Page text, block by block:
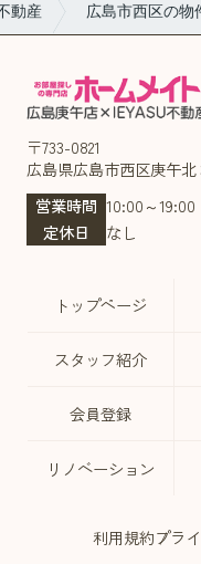
動産 広島市西区の物
〒733-0821
広島県広島市西区庚午北
営業時間 10:00～19:00
定休日
なし
トップページ
スタッフ紹介
会員登録
リノベーション
利用規約プラ